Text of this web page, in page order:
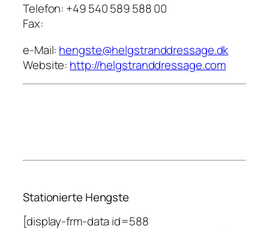
Telefon: +49 540 589 588 00
Fax:
e-Mail: hengste@helgstranddressage.dk
Website: http://helgstranddressage.com
Stationierte Hengste
[display-frm-data id=588